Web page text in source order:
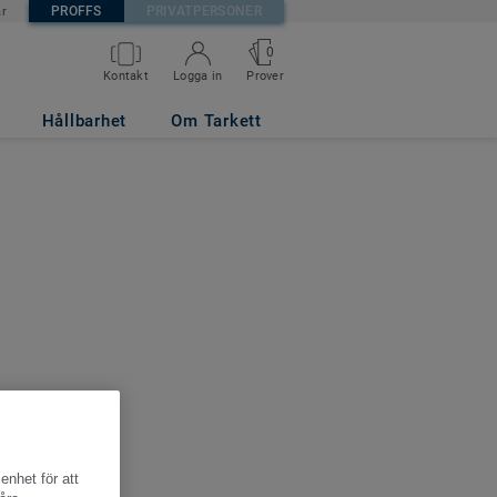
PROFFS PRIVATPERSONER
Kontakt Logga in
0
Prover
Hållbarhet Om Tarkett
för att